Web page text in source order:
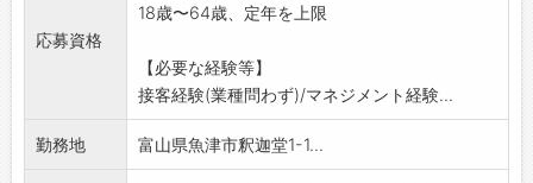
応募資格
18歳〜64歳、定年を上限
【必要な経験等】
接客経験(業種問わず)/マネジメント経験...
勤務地 富山県魚津市釈迦堂1-1...